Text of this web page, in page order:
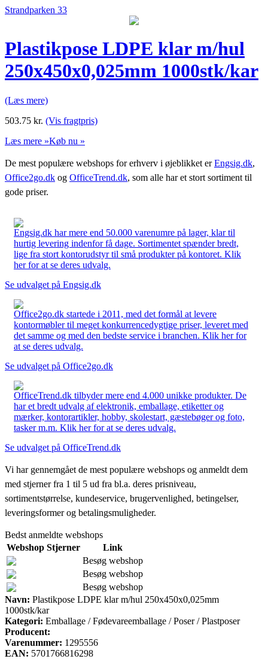
Strandparken 33
Plastikpose LDPE klar m/hul
250x450x0,025mm 1000stk/kar
(Læs mere)
503.75 kr. (Vis fragtpris)
Læs mere »Køb nu »
De mest populære webshops for erhverv i øjeblikket erEngsig.dk,
Office2go.dk og OfficeTrend.dk, som alle har et stort sortiment til
gode priser.
Engsig.dk har mere end 50.000 varenumre på lager, klar til
hurtig levering indenfor få dage. Sortimentet spænder bredt,
lige fra stort kontorudstyr til små produkter på kontoret. Klik
her for at se deres udvalg.
Se udvalget på Engsig.dk
Office2go.dk startede i 2011, med det formål at levere
kontormøbler til meget konkurrencedygtige priser, leveret med
det samme og med den bedste service i branchen. Klik her for
at se deres udvalg.
Se udvalget på Office2go.dk
OfficeTrend.dk tilbyder mere end 4.000 unikke produkter. De
har et bredt udvalg af elektronik, emballage, etiketter og
mærker, kontorartikler, hobby, skolestart, gæstebøger og foto,
tasker m.m. Klik her for at se deres udvalg.
Se udvalget på OfficeTrend.dk
Vi har gennemgået de mest populære webshops og anmeldt dem
med stjerner fra 1 til 5 ud fra bl.a. deres prisniveau,
sortimentstørrelse, kundeservice, brugervenlighed, betingelser,
leveringsformer og betalingsmuligheder.
Bedst anmeldte webshops
Webshop Stjerner
Link
Besøg webshop
Besøg webshop
Besøg webshop
Navn: Plastikpose LDPE klar m/hul 250x450x0,025mm
1000stk/kar
Kategori: Emballage / Fødevareemballage / Poser / Plastposer
Producent:
Varenummer: 1295556
EAN: 5701766816298